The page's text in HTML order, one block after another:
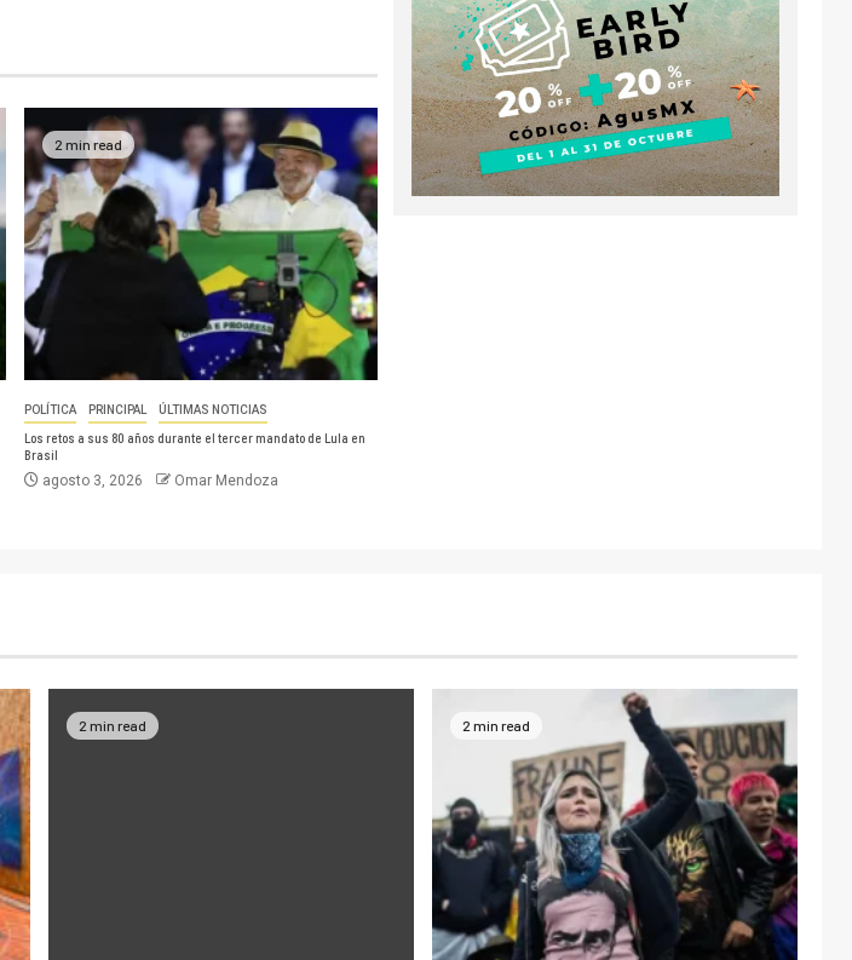
2 min read
POLÍTICA PRINCIPAL ÚLTIMAS NOTICIAS
Los retos a sus 80 años durante el tercer mandato de Lula en
Brasil
agosto 3, 2026 Omar Mendoza
2 min read 2 min read